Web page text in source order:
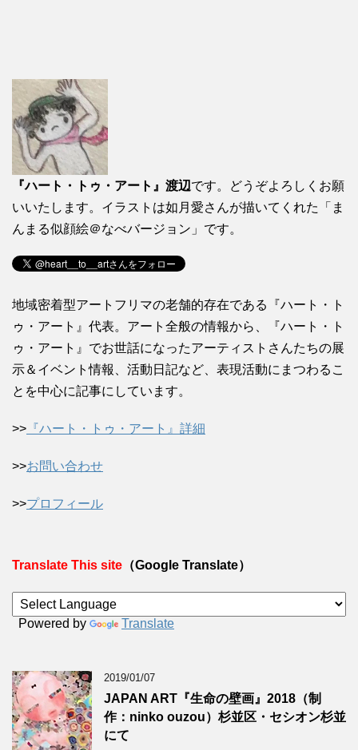
『ハート・トゥ・アート』渡辺です。どうぞよろしくお願
いいたします。イラストは如月愛さんが描いてくれた「ま
んまる似顔絵＠なべバージョン」です。
地域密着型アートフリマの老舗的存在である『ハート・ト
ゥ・アート』代表。アート全般の情報から、『ハート・ト
ゥ・アート』でお世話になったアーティストさんたちの展
示＆イベント情報、活動日記など、表現活動にまつわるこ
とを中心に記事にしています。
>> 『ハート・トゥ・アート』詳細
>>お問い合わせ
>>プロフィール
Translate This site （Google Translate）
Powered by Translate
2019/01/07
JAPAN ART『生命の壁画』2018（制
作：ninko ouzou）杉並区・セシオン杉並
にて